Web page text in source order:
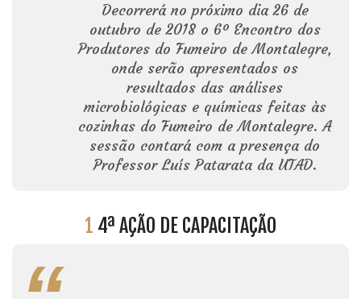
Decorrerá no próximo dia 26 de
outubro de 2018 o 6º Encontro dos
Produtores do Fumeiro de Montalegre,
onde serão apresentados os
resultados das análises
microbiológicas e químicas feitas às
cozinhas do Fumeiro de Montalegre. A
sessão contará com a presença do
Professor Luís Patarata da UTAD.
1 4ª AÇÃO DE CAPACITAÇÃO